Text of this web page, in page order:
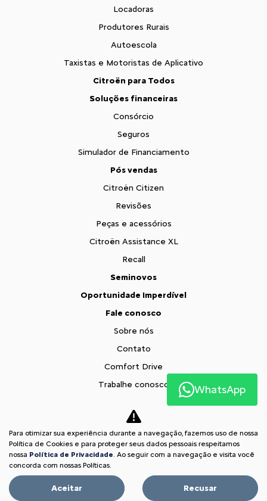
Locadoras
Produtores Rurais
Autoescola
Taxistas e Motoristas de Aplicativo
Citroën para Todos
Soluções financeiras
Consórcio
Seguros
Simulador de Financiamento
Pós vendas
Citroën Citizen
Revisões
Peças e acessórios
Citroën Assistance XL
Recall
Seminovos
Oportunidade Imperdível
Fale conosco
Sobre nós
Contato
Comfort Drive
Trabalhe conosco
Política de privacidade
XTR
Comparativo
Desacelere. Seu bem maior é a vida.
Desenvolvido pela DEALERSPACE ® Direitos Reservados.
WhatsApp
Para otimizar sua experiência durante a navegação, fazemos uso de nossa
Política de Cookies e para proteger seus dados pessoais respeitamos
nossa Política de Privacidade. Ao seguir com a navegação e visita você
concorda com nossas Políticas.
Aceitar Recusar